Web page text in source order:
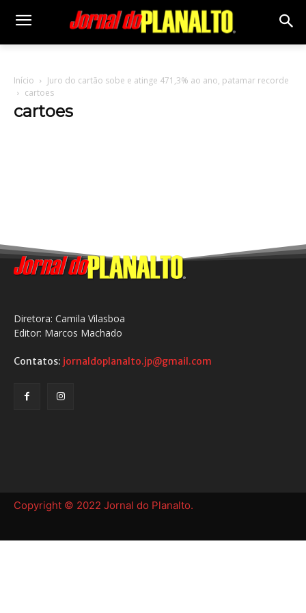
Início
Juro do cartão sobe e atinge 471,3% ao ano, patamar recorde
cartoes
cartoes
Diretora: Camila Vilasboa
Editor: Marcos Machado
Contatos: jornaldoplanalto.jp@gmail.com
Copyright © 2022 Jornal do Planalto.